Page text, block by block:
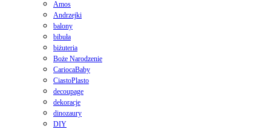
Amos
Andrzejki
balony
bibuła
biżuteria
Boże Narodzenie
CariocaBaby
CiastoPlasto
decoupage
dekoracje
dinozaury
DIY